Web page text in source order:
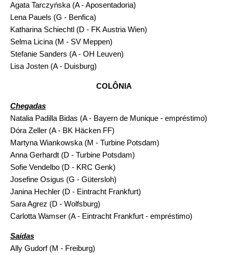
Agata Tarczyńska (A - Aposentadoria)
Lena Pauels (G - Benfica)
Katharina Schiechtl (D - FK Austria Wien)
Selma Licina (M - SV Meppen)
Stefanie Sanders (A - OH Leuven)
Lisa Josten (A - Duisburg)
COLÔNIA
Chegadas
Natalia Padilla Bidas (A - Bayern de Munique - empréstimo)
Dóra Zeller (A - BK Häcken FF)
Martyna Wiankowska (M - Turbine Potsdam)
Anna Gerhardt (D - Turbine Potsdam)
Sofie Vendelbo (D - KRC Genk)
Josefine Osigus (G - Gütersloh)
Janina Hechler (D - Eintracht Frankfurt)
Sara Agrez (D - Wolfsburg)
Carlotta Wamser (A - Eintracht Frankfurt - empréstimo)
Saídas
Ally Gudorf (M - Freiburg)